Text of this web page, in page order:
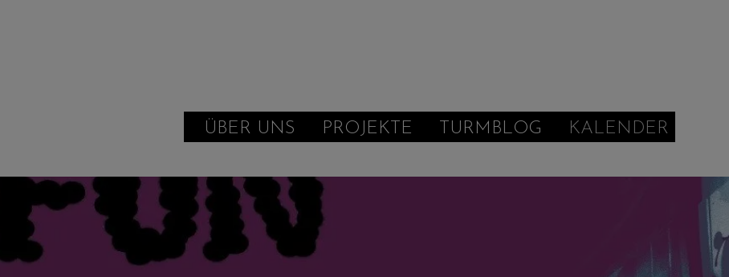
ÜBER UNS PROJEKTE TURMBLOG KALENDER